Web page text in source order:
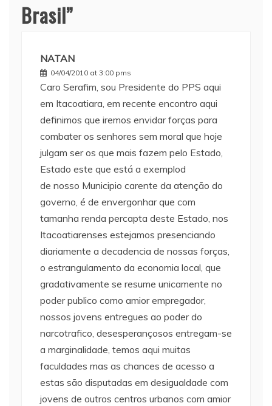
Brasil”
NATAN
04/04/2010 at 3:00 pms
Caro Serafim, sou Presidente do PPS aqui
em Itacoatiara, em recente encontro aqui
definimos que iremos envidar forças para
combater os senhores sem moral que hoje
julgam ser os que mais fazem pelo Estado,
Estado este que está a exemplod
de nosso Municipio carente da atenção do
governo, é de envergonhar que com
tamanha renda percapta deste Estado, nos
Itacoatiarenses estejamos presenciando
diariamente a decadencia de nossas forças,
o estrangulamento da economia local, que
gradativamente se resume unicamente no
poder publico como amior empregador,
nossos jovens entregues ao poder do
narcotrafico, desesperançosos entregam-se
a marginalidade, temos aqui muitas
faculdades mas as chances de acesso a
estas são disputadas em desigualdade com
jovens de outros centros urbanos com amior